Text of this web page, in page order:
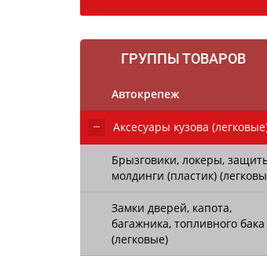
ГРУППЫ ТОВАРОВ
Автокрепеж
Аксесуары кузова
Брызговики, локеры,
молдинги (пластик)
Замки дверей, капота,
багажника, топливного бака
(легковые)